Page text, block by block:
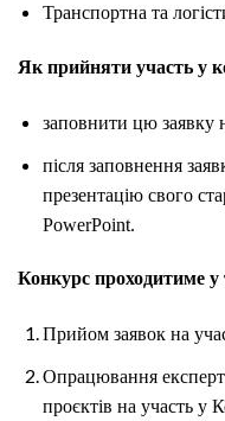
Транспортна та
Як прийняти участь у
заповнити цю заявку
після заповнення
презентацію свого
PowerPoint.
Конкурс проходитиме у
Прийом заявок на
Опрацювання
проєктів на участь у